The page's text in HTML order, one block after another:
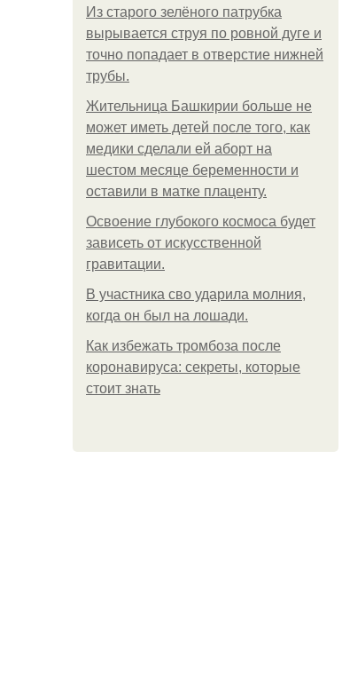
Из старого зелёного патрубка
вырывается струя по ровной дуге и
точно попадает в отверстие нижней
трубы.
Жительница Башкирии больше не
может иметь детей после того, как
медики сделали ей аборт на
шестом месяце беременности и
оставили в матке плаценту.
Освоение глубокого космоса будет
зависеть от искусственной
гравитации.
В участника сво ударила молния,
когда он был на лошади.
Как избежать тромбоза после
коронавируса: секреты, которые
стоит знать